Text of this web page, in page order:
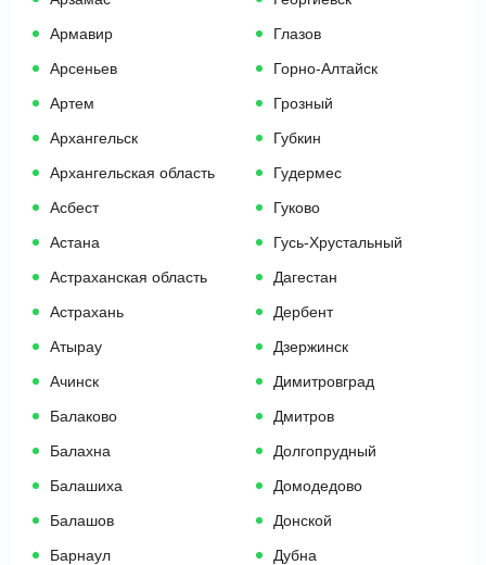
Армавир
Арсеньев
Артем
Архангельск
Архангельская область
Асбест
Астана
Астраханская область
Астрахань
Атырау
Ачинск
Балаково
Балахна
Балашиха
Балашов
Барнаул
Глазов
Горно-Алтайск
Грозный
Губкин
Гудермес
Гуково
Гусь-Хрустальный
Дагестан
Дербент
Дзержинск
Димитровград
Дмитров
Долгопрудный
Домодедово
Донской
Дубна